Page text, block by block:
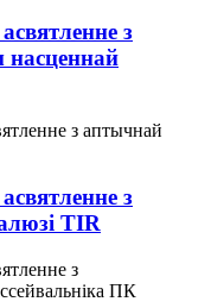
з
з
TIR